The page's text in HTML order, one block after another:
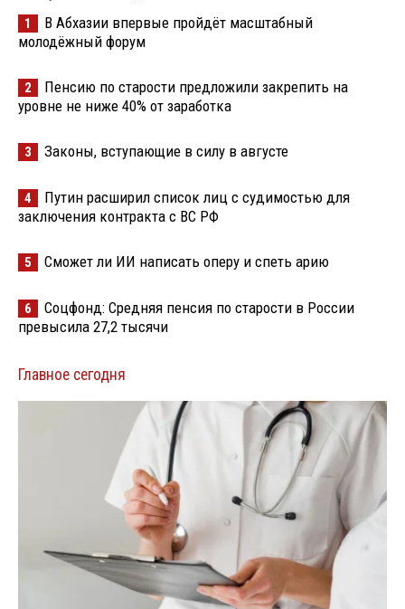
1
В Абхазии впервые пройдёт масштабный
молодёжный форум
2
Пенсию по старости предложили закрепить на
уровне не ниже 40% от заработка
3 Законы, вступающие в силу в августе
4
Путин расширил список лиц с судимостью для
заключения контракта с ВС РФ
5 Сможет ли ИИ написать оперу и спеть арию
6
Соцфонд: Средняя пенсия по старости в России
превысила 27,2 тысячи
Главное сегодня